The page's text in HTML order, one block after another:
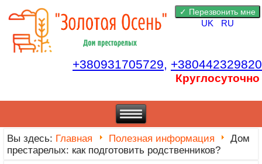
UK RU
+380931705729, +380442329820
Круглосуточно
Вы здесь: Главная Полезная информация
Дом
престарелых: как подготовить родственников?